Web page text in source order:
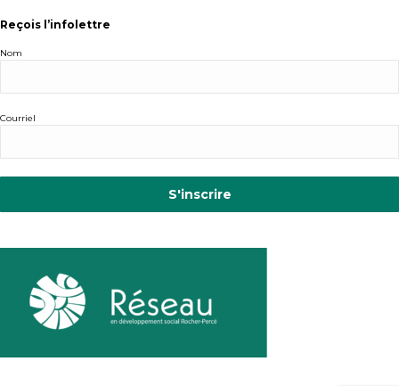
Reçois l’infolettre
Nom
Courriel